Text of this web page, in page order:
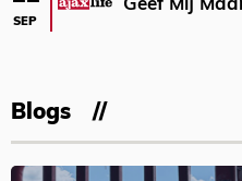
SEP
Geef Mij
Blogs